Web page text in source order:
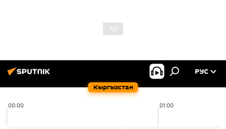
Кыргызстан
РУС
00:00 01:00